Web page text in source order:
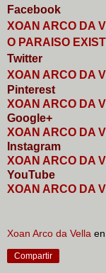
Facebook
XOAN ARCO DA
O PARAISO
Twitter
XOAN ARCO DA
Pinterest
XOAN ARCO DA
Google+
XOAN ARCO DA
nstagram
XOAN ARCO DA
YouTube
XOAN ARCO DA
Xoan Arco da Vella en
Compartir